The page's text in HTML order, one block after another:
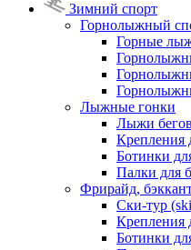
Зимний спорт
Горнолыжный
Горные
Лыжные гонки
Лыжи
Крепления
Ботинки
Палки для
Фрирайд,
Ски-тур
Крепления
Ботинки